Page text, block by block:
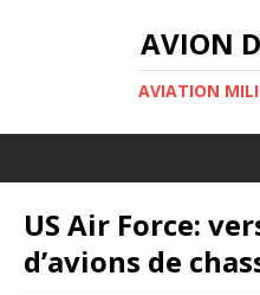
AVION
AVIATION
US Air Force:
d’avions de